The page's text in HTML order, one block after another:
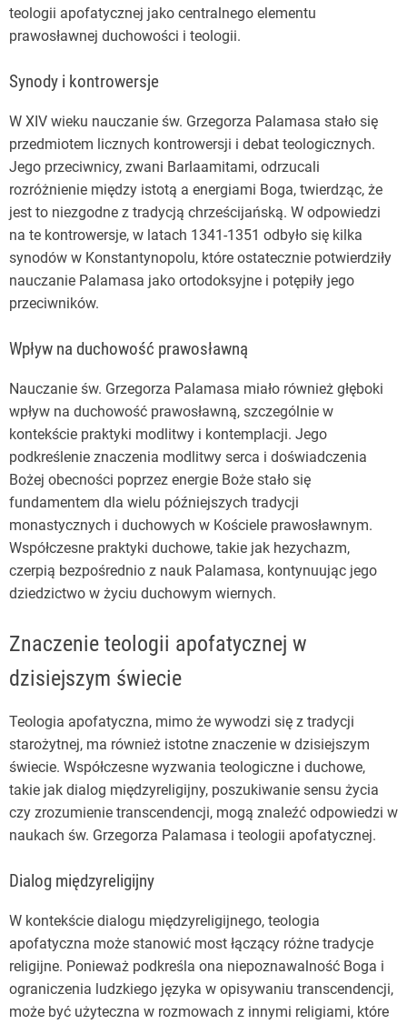
teologii apofatycznej jako centralnego elementu
prawosławnej duchowości i teologii.
Synody i kontrowersje
W XIV wieku nauczanie św. Grzegorza Palamasa stało się
przedmiotem licznych kontrowersji i debat teologicznych.
Jego przeciwnicy, zwani Barlaamitami, odrzucali
rozróżnienie między istotą a energiami Boga, twierdząc, że
jest to niezgodne z tradycją chrześcijańską. W odpowiedzi
na te kontrowersje, w latach 1341-1351 odbyło się kilka
synodów w Konstantynopolu, które ostatecznie potwierdziły
nauczanie Palamasa jako ortodoksyjne i potępiły jego
przeciwników.
Wpływ na duchowość prawosławną
Nauczanie św. Grzegorza Palamasa miało również głęboki
wpływ na duchowość prawosławną, szczególnie w
kontekście praktyki modlitwy i kontemplacji. Jego
podkreślenie znaczenia modlitwy serca i doświadczenia
Bożej obecności poprzez energie Boże stało się
fundamentem dla wielu późniejszych tradycji
monastycznych i duchowych w Kościele prawosławnym.
Współczesne praktyki duchowe, takie jak hezychazm,
czerpią bezpośrednio z nauk Palamasa, kontynuując jego
dziedzictwo w życiu duchowym wiernych.
Znaczenie teologii apofatycznej w
dzisiejszym świecie
Teologia apofatyczna, mimo że wywodzi się z tradycji
starożytnej, ma również istotne znaczenie w dzisiejszym
świecie. Współczesne wyzwania teologiczne i duchowe,
takie jak dialog międzyreligijny, poszukiwanie sensu życia
czy zrozumienie transcendencji, mogą znaleźć odpowiedzi w
naukach św. Grzegorza Palamasa i teologii apofatycznej.
Dialog międzyreligijny
W kontekście dialogu międzyreligijnego, teologia
apofatyczna może stanowić most łączący różne tradycje
religijne. Ponieważ podkreśla ona niepoznawalność Boga i
ograniczenia ludzkiego języka w opisywaniu transcendencji,
może być użyteczna w rozmowach z innymi religiami, które